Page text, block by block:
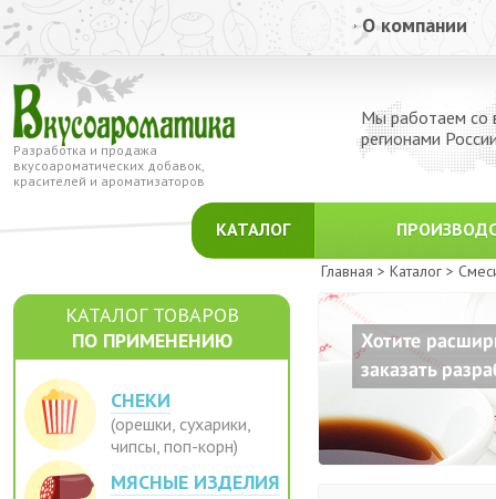
О компании
Разработка и продажа
вкусоароматических добавок,
красителей и ароматизаторов
Мы работаем со
регионами
КАТАЛОГ
КАТАЛОГ ТОВАРОВ
ПО ПРИМЕНЕНИЮ
СНЕКИ
(орешки, сухарики,
чипсы, поп-корн)
МЯСНЫЕ ИЗДЕЛИЯ
Главная > Каталог >